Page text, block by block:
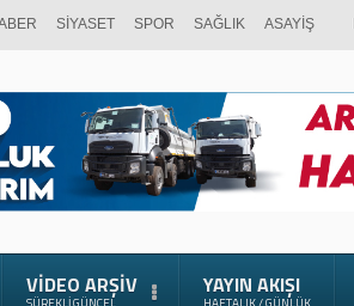
SİYASET SPOR SAĞLIK ASAYİŞ
VIDEO ARŞIV YAYIN AKIŞI